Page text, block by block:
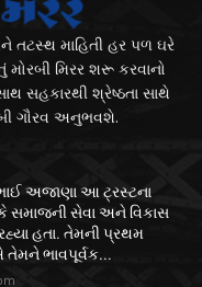
તટસ્થ માહિતી હર પળ ઘરે
મિરર શરૂ કરવાનો
સહકારથી શ્રેષ્ઠતા સાથે
ગૌરવ અનુભવશે.
અજાણા આ ટ્રસ્ટના
સમાજની સેવા અને વિકાસ
હતા. તેમની પ્રથમ
તેમને ભાવપૂર્વક...